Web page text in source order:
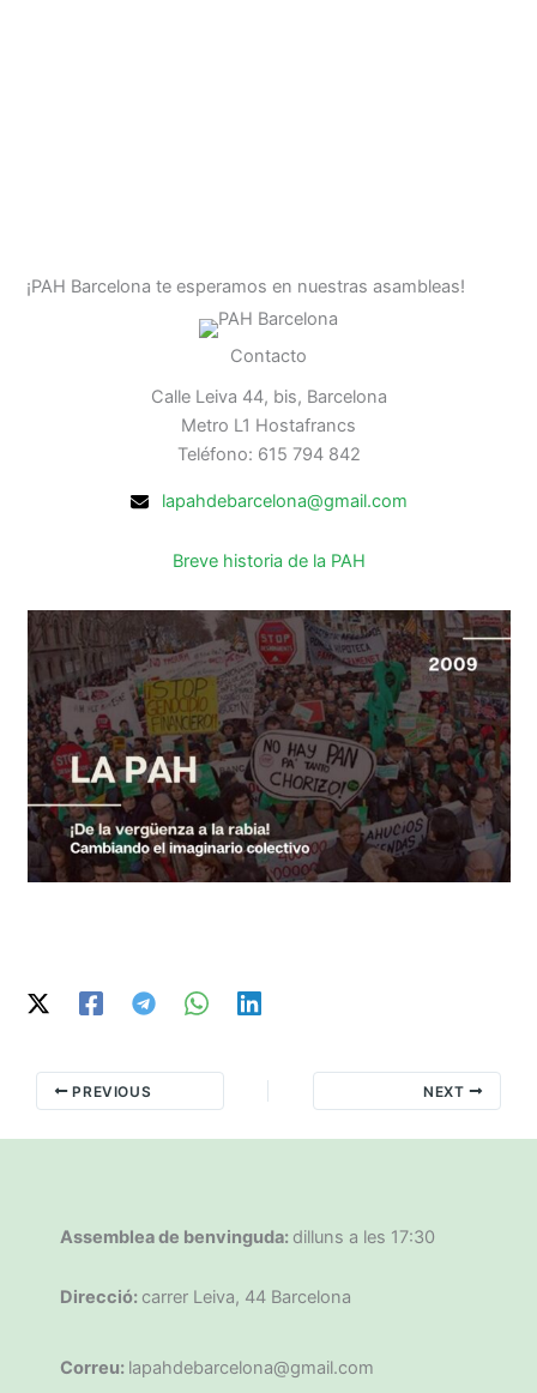
¡PAH Barcelona te esperamos en nuestras asambleas!
Contacto
Calle Leiva 44, bis, Barcelona
Metro L1 Hostafrancs
Teléfono: 615 794 842
lapahdebarcelona@gmail.com
Breve historia de la PAH
PREVIOUS NEXT
Assemblea de benvinguda: dilluns a les 17:30
Direcció: carrer Leiva, 44 Barcelona
Correu: lapahdebarcelona@gmail.com